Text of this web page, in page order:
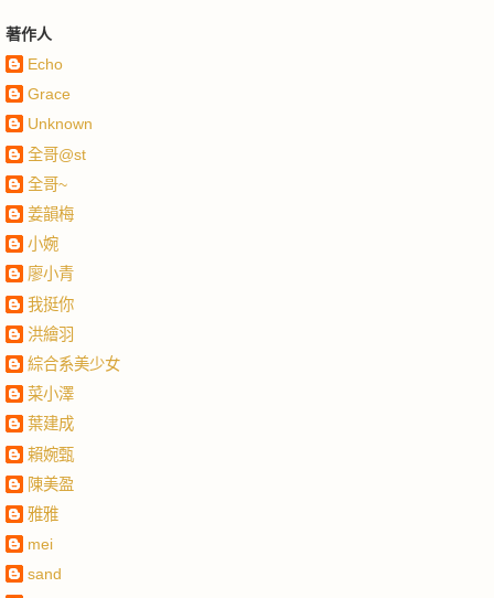
著作人
Echo
Grace
Unknown
全哥@st
全哥~
姜韻梅
小婉
廖小青
我挺你
洪繪羽
綜合系美少女
菜小澤
葉建成
賴婉甄
陳美盈
雅雅
mei
sand